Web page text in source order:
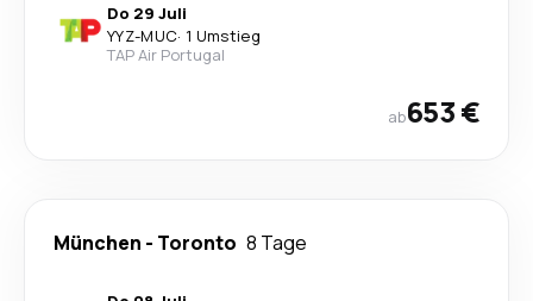
Do 29 Juli
YYZ-MUC· 1 Umstieg
TAP Air Portugal
ab653 €
München - Toronto 8 Tage